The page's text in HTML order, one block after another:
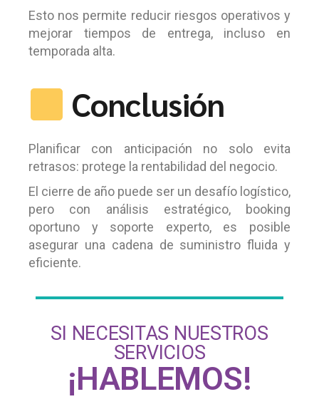
Esto nos permite reducir riesgos operativos y
mejorar tiempos de entrega, incluso en
temporada alta.
Conclusión
Planificar con anticipación no solo evita
retrasos: protege la rentabilidad del negocio.
El cierre de año puede ser un desafío logístico,
pero con análisis estratégico, booking
oportuno y soporte experto, es posible
asegurar una cadena de suministro fluida y
eficiente.
SI NECESITAS NUESTROS
SERVICIOS
¡HABLEMOS!